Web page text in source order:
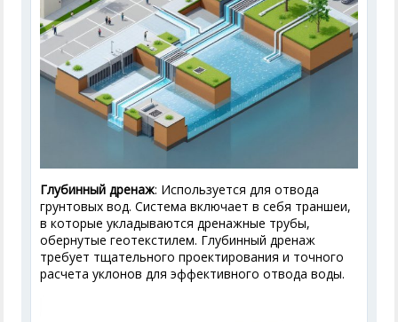
Глубинный дренаж: Используется для отвода
грунтовых вод. Система включает в себя траншеи,
в которые укладываются дренажные трубы,
обернутые геотекстилем. Глубинный дренаж
требует тщательного проектирования и точного
расчета уклонов для эффективного отвода воды.